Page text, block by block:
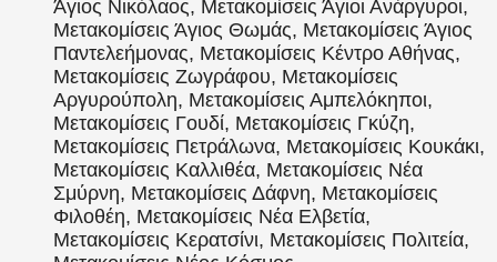
Άγιος Νικόλαος, Μετακομίσεις Άγιοι Ανάργυροι,
Μετακομίσεις Άγιος Θωμάς, Μετακομίσεις Άγιος
Παντελεήμονας, Μετακομίσεις Κέντρο Αθήνας,
Μετακομίσεις Ζωγράφου, Μετακομίσεις
Αργυρούπολη, Μετακομίσεις Αμπελόκηποι,
Μετακομίσεις Γουδί, Μετακομίσεις Γκύζη,
Μετακομίσεις Πετράλωνα, Μετακομίσεις Κουκάκι,
Μετακομίσεις Καλλιθέα, Μετακομίσεις Νέα
Σμύρνη, Μετακομίσεις Δάφνη, Μετακομίσεις
Φιλοθέη, Μετακομίσεις Νέα Ελβετία,
Μετακομίσεις Κερατσίνι, Μετακομίσεις Πολιτεία,